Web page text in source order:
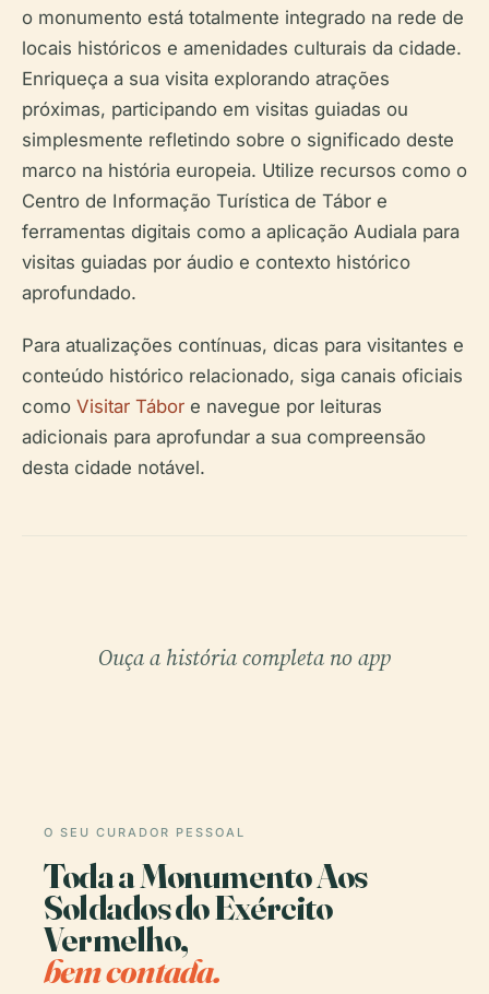
o monumento está totalmente integrado na rede de
locais históricos e amenidades culturais da cidade.
Enriqueça a sua visita explorando atrações
próximas, participando em visitas guiadas ou
simplesmente refletindo sobre o significado deste
marco na história europeia. Utilize recursos como o
Centro de Informação Turística de Tábor e
ferramentas digitais como a aplicação Audiala para
visitas guiadas por áudio e contexto histórico
aprofundado.
Para atualizações contínuas, dicas para visitantes e
conteúdo histórico relacionado, siga canais oficiais
como Visitar Tábor e navegue por leituras
adicionais para aprofundar a sua compreensão
desta cidade notável.
Ouça a história completa no app
O SEU CURADOR PESSOAL
Toda a Monumento Aos
Soldados do Exército
Vermelho,
bem contada.